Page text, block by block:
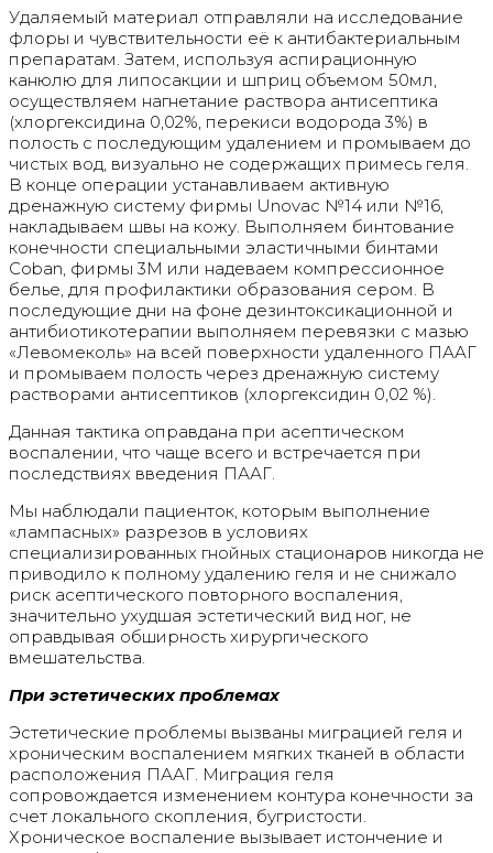
Удаляемый материал отправляли на исследование
флоры и чувствительности её к антибактериальным
препаратам. Затем, используя аспирационную
канюлю для липосакции и шприц объемом 50мл,
осуществляем нагнетание раствора антисептика
(хлоргексидина 0,02%, перекиси водорода 3%) в
полость с последующим удалением и промываем до
чистых вод, визуально не содержащих примесь геля.
В конце операции устанавливаем активную
дренажную систему фирмы Unovac №14 или №16,
накладываем швы на кожу. Выполняем бинтование
конечности специальными эластичными бинтами
Coban, фирмы 3М или надеваем компрессионное
белье, для профилактики образования сером. В
последующие дни на фоне дезинтоксикационной и
антибиотикотерапии выполняем перевязки с мазью
«Левомеколь» на всей поверхности удаленного ПААГ
и промываем полость через дренажную систему
растворами антисептиков (хлоргексидин 0,02 %).
Данная тактика оправдана при асептическом
воспалении, что чаще всего и встречается при
последствиях введения ПААГ.
Мы наблюдали пациенток, которым выполнение
«лампасных» разрезов в условиях
специализированных гнойных стационаров никогда не
приводило к полному удалению геля и не снижало
риск асептического повторного воспаления,
значительно ухудшая эстетический вид ног, не
оправдывая обширность хирургического
вмешательства.
При эстетических проблемах
Эстетические проблемы вызваны миграцией геля и
хроническим воспалением мягких тканей в области
расположения ПААГ. Миграция геля
сопровождается изменением контура конечности за
счет локального скопления, бугристости.
Хроническое воспаление вызывает истончение и